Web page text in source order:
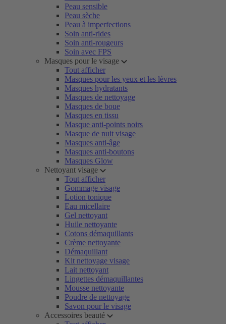
Peau sensible
Peau sèche
Peau à imperfections
Soin anti-rides
Soin anti-rougeurs
Soin avec FPS
Masques pour le visage
Tout afficher
Masques pour les yeux et les lèvres
Masques hydratants
Masques de nettoyage
Masques de boue
Masques en tissu
Masque anti-points noirs
Masque de nuit visage
Masques anti-âge
Masques anti-boutons
Masques Glow
Nettoyant visage
Tout afficher
Gommage visage
Lotion tonique
Eau micellaire
Gel nettoyant
Huile nettoyante
Cotons démaquillants
Crème nettoyante
Démaquillant
Kit nettoyage visage
Lait nettoyant
Lingettes démaquillantes
Mousse nettoyante
Poudre de nettoyage
Savon pour le visage
Accessoires beauté